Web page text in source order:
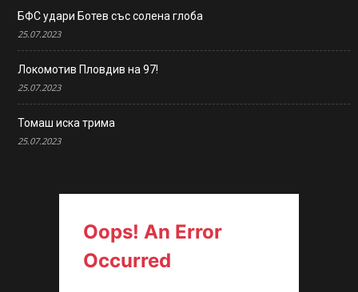
БФС удари Ботев със солена глоба
25.07.2023
Локомотив Пловдив на 97!
25.07.2023
Томаш иска трима
25.07.2023